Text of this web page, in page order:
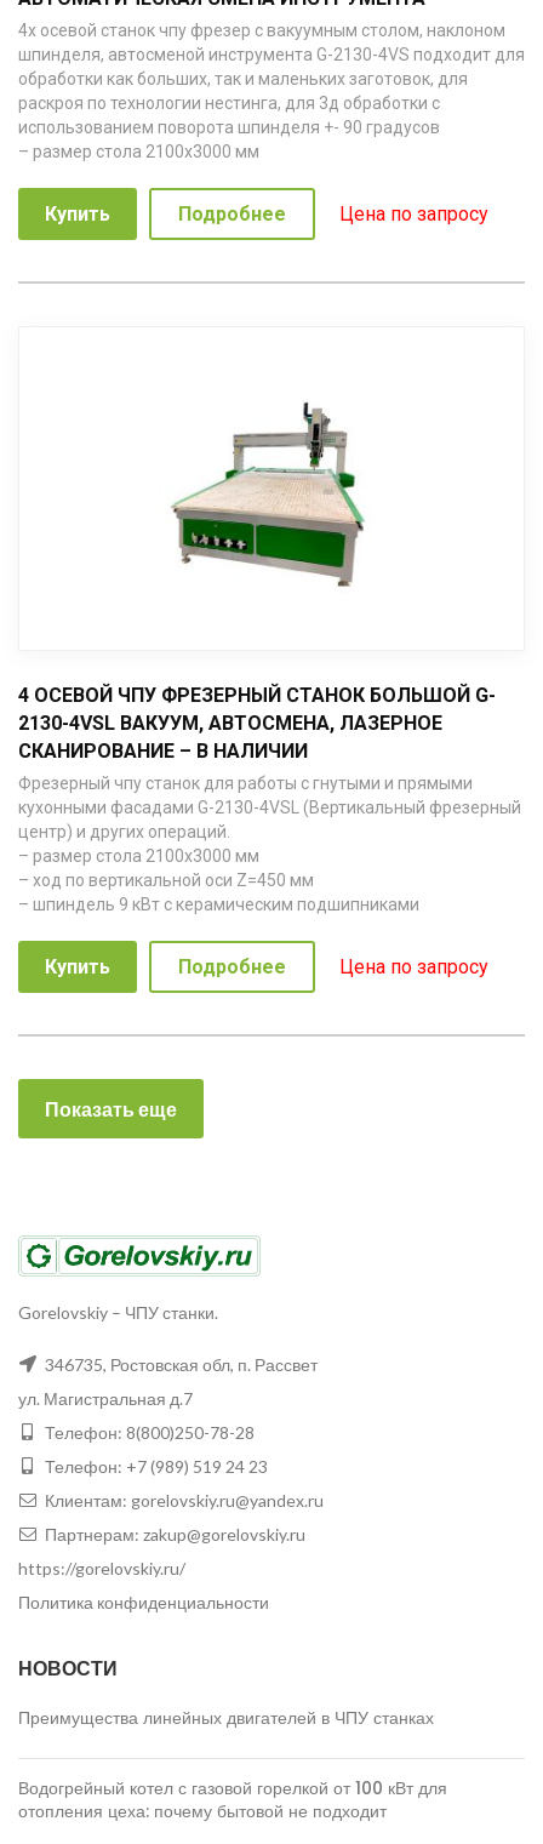
4х осевой станок чпу фрезер с вакуумным столом, наклоном
шпинделя, автосменой инструмента G-2130-4VS подходит для
обработки как больших, так и маленьких заготовок, для
раскроя по технологии нестинга, для 3д обработки с
использованием поворота шпинделя +- 90 градусов
– размер стола 2100х3000 мм
– автоматическая смена инструмента
Купить Подробнее Цена по запросу
4 ОСЕВОЙ ЧПУ ФРЕЗЕРНЫЙ СТАНОК БОЛЬШОЙ G-
2130-4VSL ВАКУУМ, АВТОСМЕНА, ЛАЗЕРНОЕ
СКАНИРОВАНИЕ – В НАЛИЧИИ
Фрезерный чпу станок для работы с гнутыми и прямыми
кухонными фасадами G-2130-4VSL (Вертикальный фрезерный
центр) и других операций.
– размер стола 2100х3000 мм
– ход по вертикальной оси Z=450 мм
– шпиндель 9 кВт с керамическим подшипниками
Купить Подробнее Цена по запросу
Показать еще
Gorelovskiy – ЧПУ станки.
346735, Ростовская обл, п. Рассвет
ул. Магистральная д.7
Телефон: 8(800)250-78-28
Телефон: +7 (989) 519 24 23
Клиентам: gorelovskiy.ru@yandex.ru
Партнерам: zakup@gorelovskiy.ru
https://gorelovskiy.ru/
Политика конфиденциальности
НОВОСТИ
Преимущества линейных двигателей в ЧПУ станках
Водогрейный котел с газовой горелкой от 100 кВт для
отопления цеха: почему бытовой не подходит